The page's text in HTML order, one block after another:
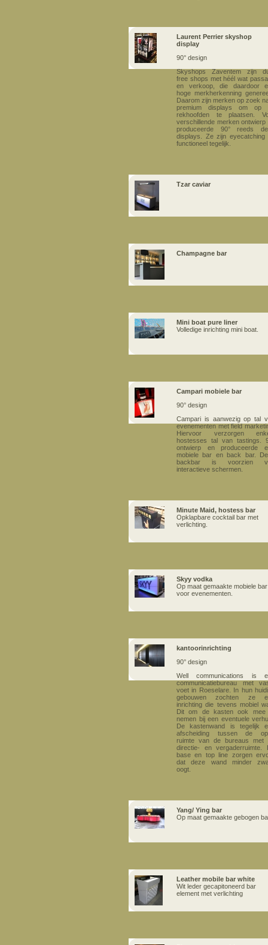
Laurent Perrier skyshop
display
90° design
Skyshops Zaventem zijn
free shops met héél wat
en verkoop, die daardoor
hoge merkherkenning
Daarom zijn merken op zoek
premium displays om op
rekhoofden te plaatsen.
verschillende merken ontwierp
produceerde 90° reeds
displays. Ze zijn eyecatching
functioneel tegelijk.
Tzar caviar
Champagne bar
Mini boat pure liner
Volledige inrichting mini boat.
Campari mobiele bar
90° design
Campari is aanwezig op tal
evenementen met field
Hiervoor verzorgen
hostesses tal van tastings.
ontwierp en produceerde
mobiele bar en back bar.
backbar is voorzien
interactieve schermen.
Minute Maid, hostess bar
Opklapbare cocktail bar met
verlichting.
Skyy vodka
Op maat gemaakte mobiele bar
voor evenementen.
kantoorinrichting
90° design
Well communications is
communicatiebureau met
voet in Roeselare. In hun
gebouwen zochten ze
inrichting die tevens mobiel
Dit om de kasten ook mee
nemen bij een eventuele
De kastenwand is tegelijk
afscheiding tussen de
ruimte van de bureaus met
directie- en vergaderruimte.
base en top line zorgen
dat deze wand minder
oogt.
Yang/ Ying bar
Op maat gemaakte gebogen
Leather mobile bar white
Wit leder gecapitoneerd bar
element met verlichting